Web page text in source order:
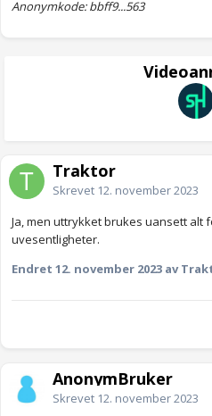
Anonymkode: bbff9...563
Traktor
Skrevet 12. november 2023
Ja, men uttrykket brukes uansett alt
uvesentligheter.
Endret 12. november 2023 av
AnonymBruker
Skrevet 12. november 2023